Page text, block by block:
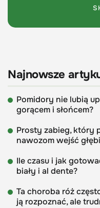
Najnowsze
Pomidory nie lubią
gorącem i słońcem?
Prosty zabieg, który
nawozom wejść
Ile czasu i jak
biały i al dente?
Ta choroba róż
ją rozpoznać, ale